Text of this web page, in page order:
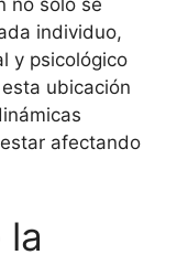
no solo se
individuo,
y psicológico
ubicación
afectando